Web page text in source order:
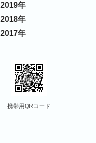
2019年
2018年
2017年
携帯用QRコード